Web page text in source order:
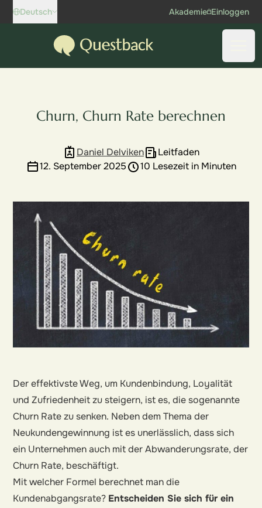
Skip to content
Deutsch Akademie Einloggen
Questback
Churn, Churn Rate berechnen
Daniel Delviken
Leitfaden
12. September 2025
10 Lesezeit in Minuten
Der effektivste Weg, um Kundenbindung, Loyalität
und Zufriedenheit zu steigern, ist es, die sogenannte
Churn Rate zu senken. Neben dem Thema der
Neukundengewinnung ist es unerlässlich, dass sich
ein Unternehmen auch mit der Abwanderungsrate, der
Churn Rate, beschäftigt.
Mit welcher Formel berechnet man die
Kundenabgangsrate? Entscheiden Sie sich für ein